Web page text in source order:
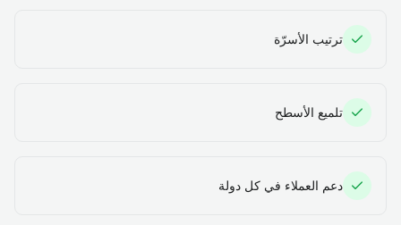
ترتيب الأسرّة
تلميع الأسطح
دعم العملاء في كل دولة